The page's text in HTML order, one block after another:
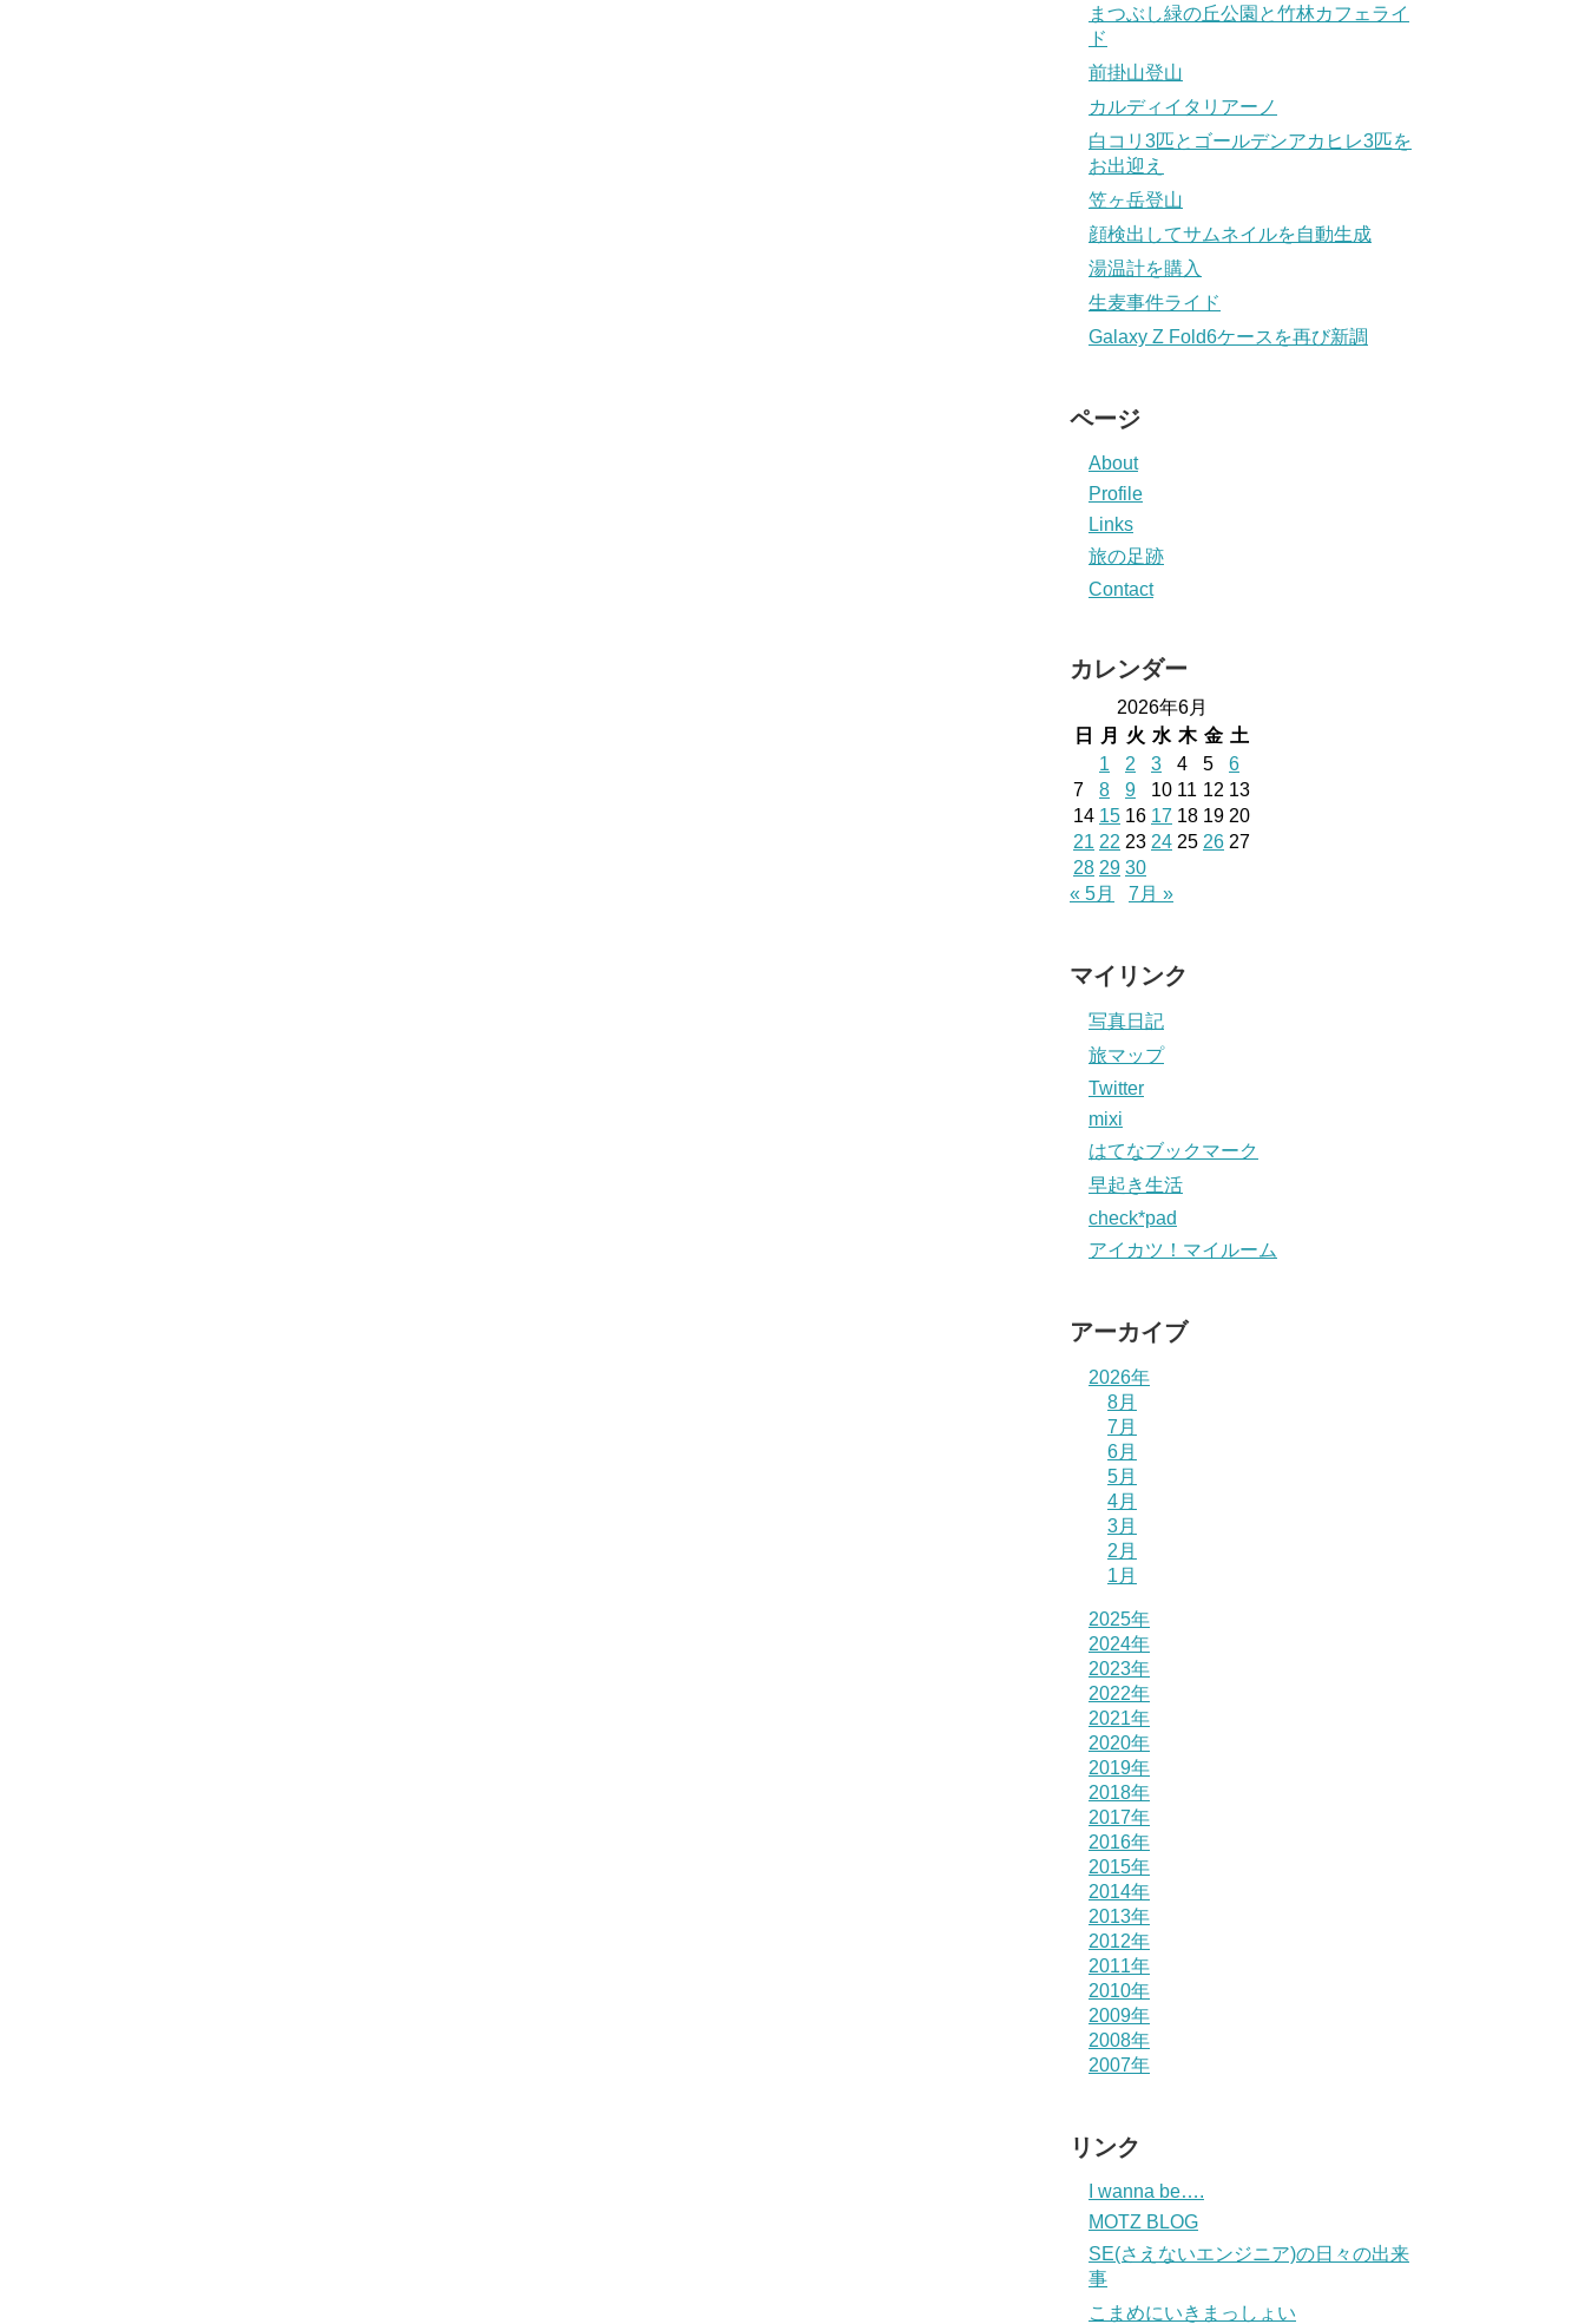
まつぶし緑の丘公園と竹林カフェライ
ド
前掛山登山
カルディイタリアーノ
白コリ3匹とゴールデンアカヒレ3匹を
お出迎え
笠ヶ岳登山
顔検出してサムネイルを自動生成
湯温計を購入
生麦事件ライド
Galaxy Z Fold6ケースを再び新調
ページ
About
Profile
Links
旅の足跡
Contact
カレンダー
2026年6月
日
月 火 水 木 金 土
1
2 3 4 5
6
7
8 9 10 11 12 13
14 15 16 17 18 19 20
21 22 23 24 25 26 27
28 29 30
« 5月
7月 »
マイリンク
写真日記
旅マップ
Twitter
mixi
はてなブックマーク
早起き生活
check*pad
アイカツ！マイルーム
アーカイブ
2026年
8月
7月
6月
5月
4月
3月
2月
1月
2025年
2024年
2023年
2022年
2021年
2020年
2019年
2018年
2017年
2016年
2015年
2014年
2013年
2012年
2011年
2010年
2009年
2008年
2007年
リンク
I wanna be….
MOTZ BLOG
SE(さえないエンジニア)の日々の出来
事
こまめにいきまっしょい